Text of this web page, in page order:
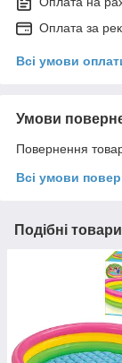
Оплата за
Всі умови
Умови
Повернення
Всі умови
Подібні